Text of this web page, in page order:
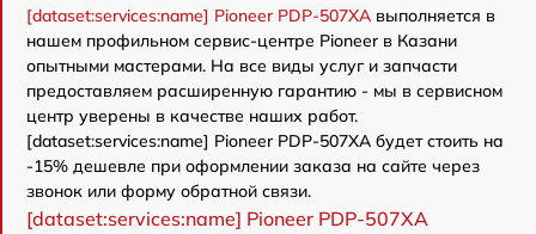
[dataset:services:name] Pioneer PDP-507XA выполняется в
нашем профильном сервис-центре Pioneer в Казани
опытными мастерами. На все виды услуг и запчасти
предоставляем расширенную гарантию - мы в сервисном
центр уверены в качестве наших работ.
[dataset:services:name] Pioneer PDP-507XA будет стоить на
-15% дешевле при оформлении заказа на сайте через
звонок или форму обратной связи.
[dataset:services:name] Pioneer PDP-507XA